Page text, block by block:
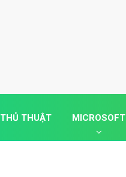
THỦ THUẬT MICROSOFT